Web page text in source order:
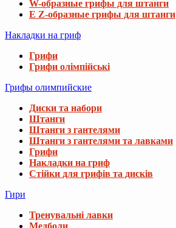
W-образные грифы для штанги
E Z-образные грифы для штанги
Накладки на гриф
Грифи
Грифи олімпійські
Грифы олимпийские
Диски та набори
Штанги
Штанги з гантелями
Штанги з гантелями та лавками
Грифи
Накладки на гриф
Стійки для грифів та дисків
Гири
Тренувальні лавки
Медболи